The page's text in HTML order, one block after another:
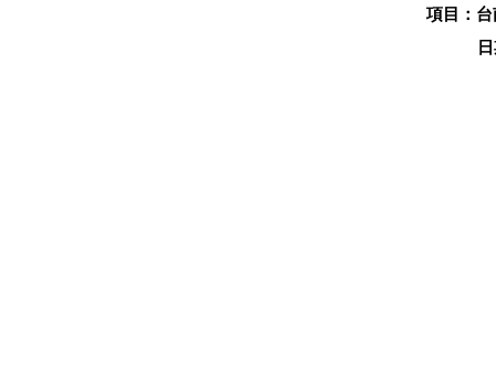
項目：